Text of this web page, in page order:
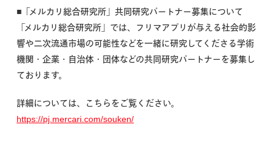
■「メルカリ総合研究所」共同研究パートナー募集について
「メルカリ総合研究所」では、フリマアプリが与える社会的影
響や二次流通市場の可能性などを一緒に研究してくださる学術
機関・企業・自治体・団体などの共同研究パートナーを募集し
ております。
詳細については、こちらをご覧ください。
https://pj.mercari.com/souken/